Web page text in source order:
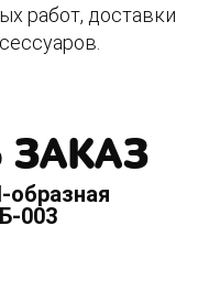
работ, доставки
003